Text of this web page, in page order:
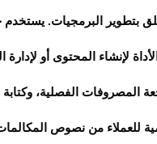
بتطوير البرمجيات. يستخدم
لإنشاء المحتوى أو لإدارة
المصروفات الفصلية، وكتابة
للعملاء من نصوص